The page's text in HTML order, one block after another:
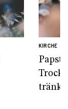
KIRCHE
Papst